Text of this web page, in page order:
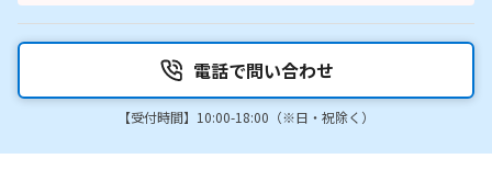
電話で問い合わせ
【受付時間】10:00-18:00（※日・祝除く）